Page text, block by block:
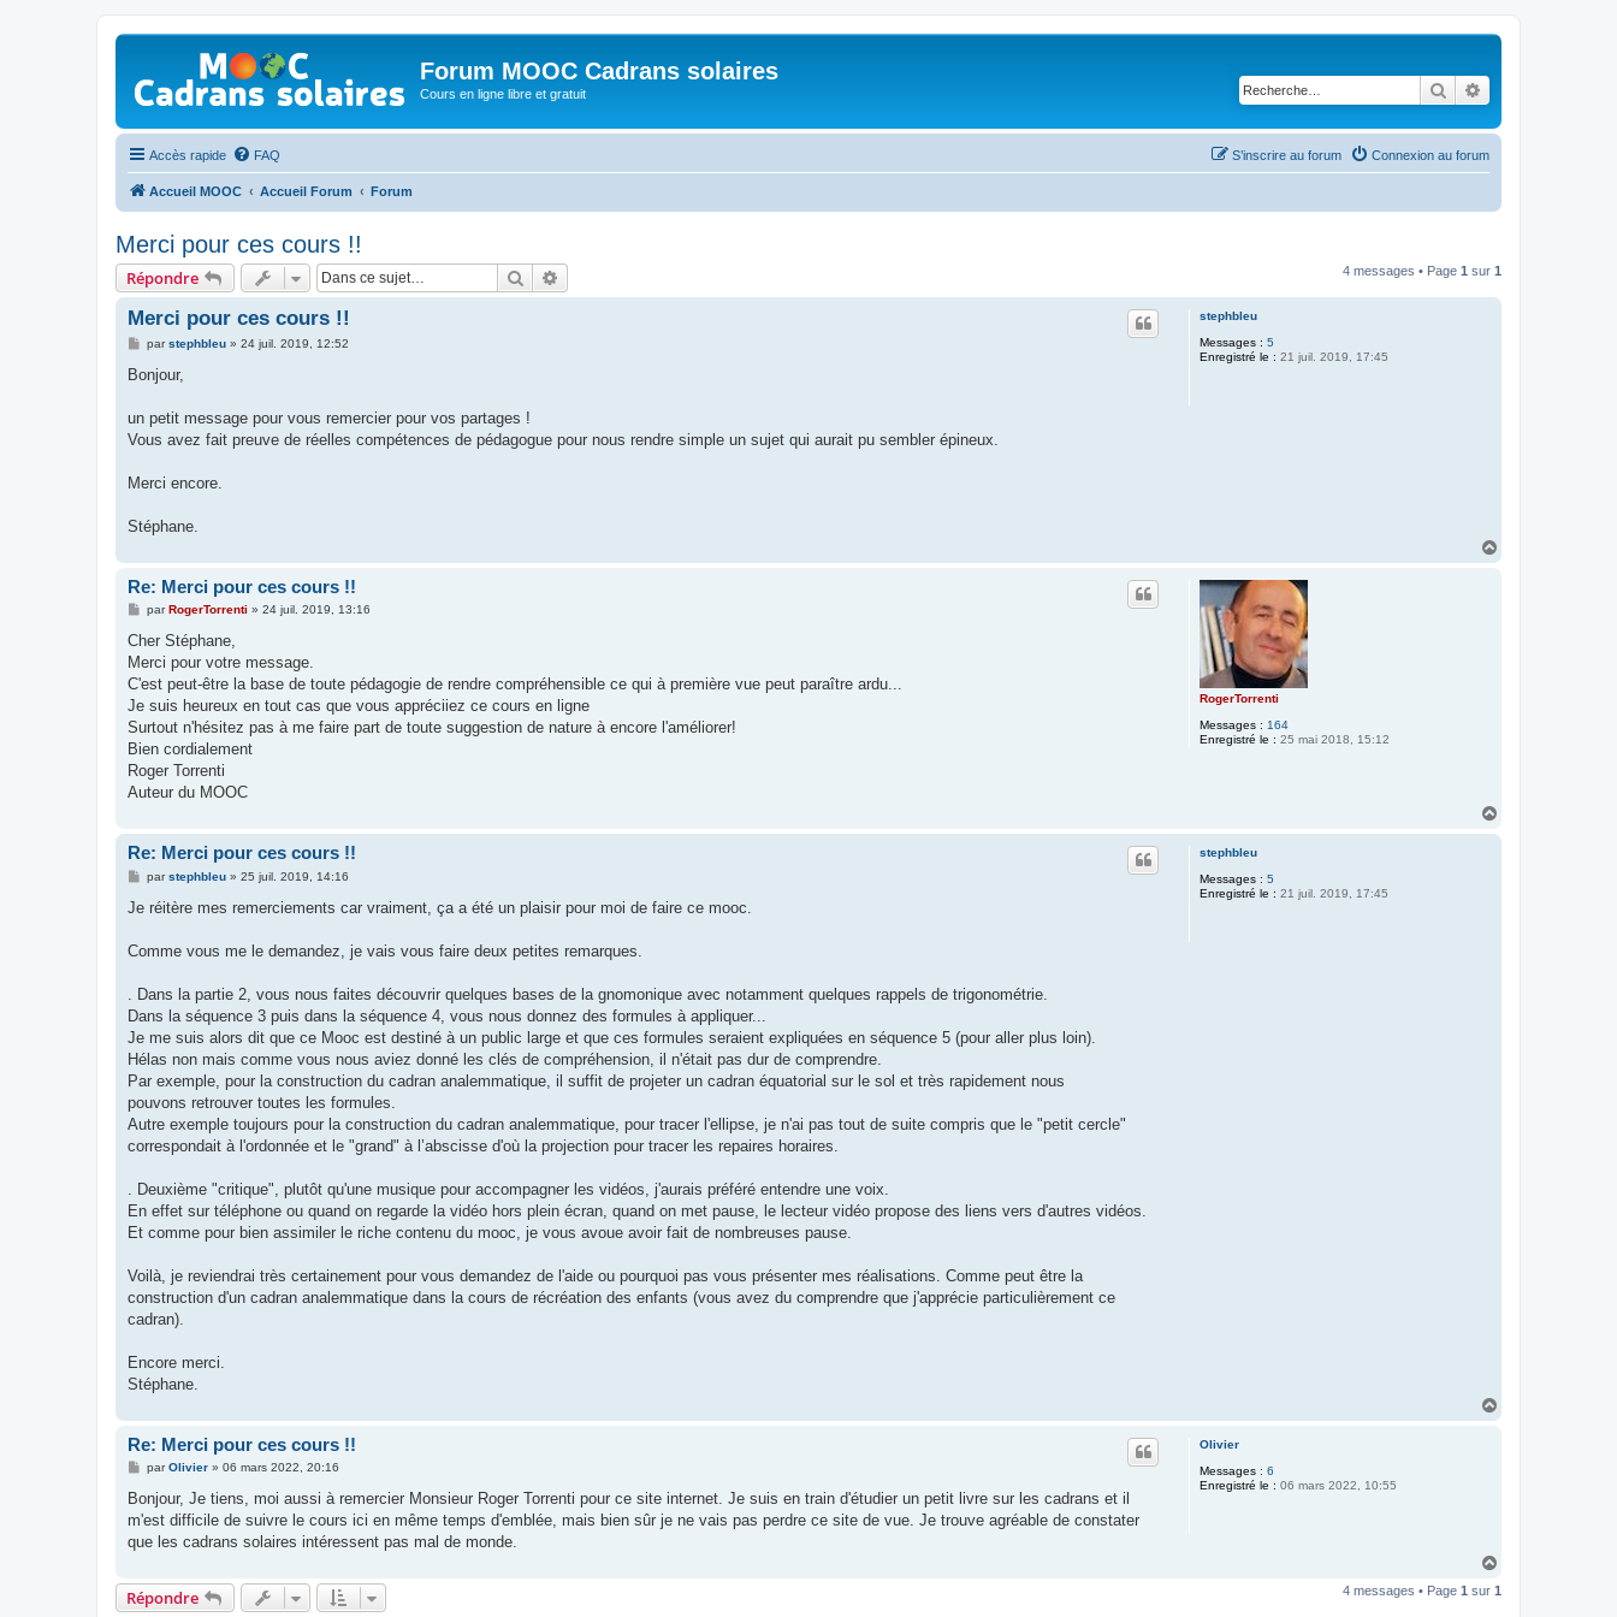
Forum MOOC Cadrans solaires
Cours en ligne libre et gratuit Rechercher
Accès rapide FAQ Connexion au forum
S’inscrire au forum
Accueil MOOC Accueil Forum Forum
Merci pour ces cours !!
Répondre Rechercher 4 messages • Page 1 sur 1
stephbleu
Messages : 5
Enregistré le : 21 juil. 2019, 17:45
Merci pour ces cours !!
M
s
g
parstephbleu» 24 juil. 2019, 12:52
Bonjour,
un petit message pour vous remercier pour vos partages !
Vous avez fait preuve de réelles compétences de pédagogue pour nous rendre simple un sujet qui aurait pu sembler épineux.
Merci encore.
Stéphane.
RogerTorrenti
Messages : 164
Enregistré le : 25 mai 2018, 15:12
Re: Merci pour ces cours !!
M
s
a
g
parRogerTorrenti » 24 juil. 2019, 13:16
Cher Stéphane,
Merci pour votre message.
C'est peut-être la base de toute pédagogie de rendre compréhensible ce qui à première vue peut paraître ardu...
Je suis heureux en tout cas que vous appréciiez ce cours en ligne
Surtout n'hésitez pas à me faire part de toute suggestion de nature à encore l'améliorer!
Bien cordialement
Roger Torrenti
Auteur du MOOC
stephbleu
Messages : 5
Enregistré le : 21 juil. 2019, 17:45
Re: Merci pour ces cours !!
M
s
g
parstephbleu» 25 juil. 2019, 14:16
Je réitère mes remerciements car vraiment, ça a été un plaisir pour moi de faire ce mooc.
Comme vous me le demandez, je vais vous faire deux petites remarques.
. Dans la partie 2, vous nous faites découvrir quelques bases de la gnomonique avec notamment quelques rappels de trigonométrie.
Dans la séquence 3 puis dans la séquence 4, vous nous donnez des formules à appliquer...
Je me suis alors dit que ce Mooc est destiné à un public large et que ces formules seraient expliquées en séquence 5 (pour aller plus loin).
Hélas non mais comme vous nous aviez donné les clés de compréhension, il n'était pas dur de comprendre.
Par exemple, pour la construction du cadran analemmatique, il suffit de projeter un cadran équatorial sur le sol et très rapidement nous
pouvons retrouver toutes les formules.
Autre exemple toujours pour la construction du cadran analemmatique, pour tracer l'ellipse, je n'ai pas tout de suite compris que le "petit cercle"
correspondait à l'ordonnée et le "grand" à l’abscisse d'où la projection pour tracer les repaires horaires.
. Deuxième "critique", plutôt qu'une musique pour accompagner les vidéos, j'aurais préféré entendre une voix.
En effet sur téléphone ou quand on regarde la vidéo hors plein écran, quand on met pause, le lecteur vidéo propose des liens vers d'autres vidéos.
Et comme pour bien assimiler le riche contenu du mooc, je vous avoue avoir fait de nombreuses pause.
Voilà, je reviendrai très certainement pour vous demandez de l'aide ou pourquoi pas vous présenter mes réalisations. Comme peut être la
construction d'un cadran analemmatique dans la cours de récréation des enfants (vous avez du comprendre que j'apprécie particulièrement ce
cadran).
Encore merci.
Stéphane.
Olivier
Messages : 6
Enregistré le : 06 mars 2022, 10:55
Re: Merci pour ces cours !!
M
s
a
g
parOlivier» 06 mars 2022, 20:16
Bonjour, Je tiens, moi aussi à remercier Monsieur Roger Torrenti pour ce site internet. Je suis en train d'étudier un petit livre sur les cadrans et il
m'est difficile de suivre le cours ici en même temps d'emblée, mais bien sûr je ne vais pas perdre ce site de vue. Je trouve agréable de constater
que les cadrans solaires intéressent pas mal de monde.
u
Répondre 4 messages • Page 1 sur 1